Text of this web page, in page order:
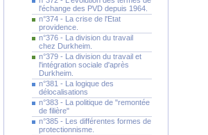
l'échange des PVD depuis 1964.
n°374 - La crise de l'Etat
providence.
n°376 - La division du travail
chez Durkheim.
n°379 - La division du travail et
l'intégration sociale d'après
Durkheim.
n°381 - La logique des
délocalisations
n°383 - La politique de "remontée
de filière"
n°385 - Les différentes formes de
protectionnisme.